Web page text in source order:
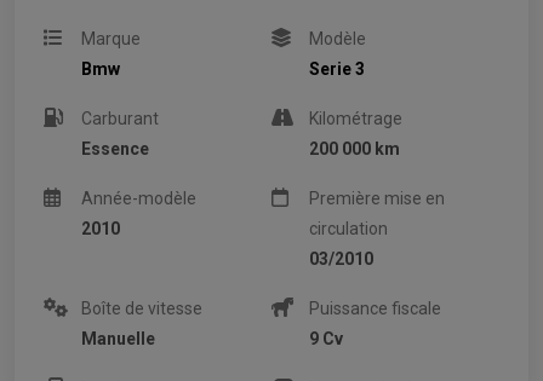
Marque
Bmw
Modèle
Serie 3
Carburant
Essence
Kilométrage
200 000 km
Année-modèle
2010
Première mise en
circulation
03/2010
Boîte de vitesse
Manuelle
Puissance fiscale
9 Cv